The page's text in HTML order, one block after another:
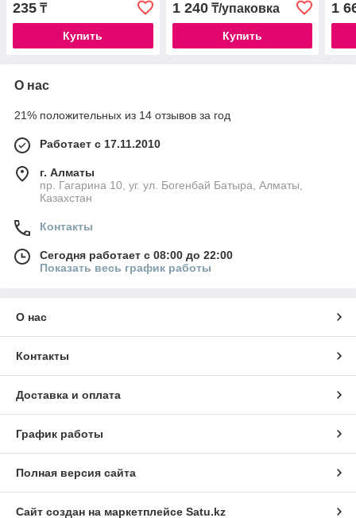
235 ₸
Купить
1 240₸/упаковка
Купить
1
О нас
21% положительных из 14 отзывов за год
Работает с 17.11.2010
г. Алматы
пр. Гагарина 10, уг. ул. Богенбай Батыра, Алматы,
Казахстан
Контакты
Сегодня работает с 08:00 до 22:00
Показать весь график работы
О нас
Контакты
Доставка и оплата
График работы
Полная версия сайта
Сайт создан на маркетплейсе Satu.kz